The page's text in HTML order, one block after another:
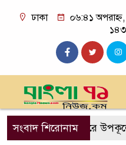
ঢাকা
০৬:৪১
সংবাদ শিরোনাম
স্থাপন করে উপকূলের